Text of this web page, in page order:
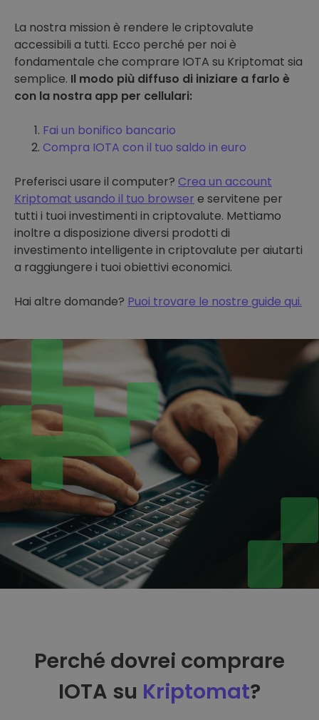
La nostra mission è rendere le criptovalute
accessibili a tutti. Ecco perché per noi è
fondamentale che comprare IOTA su Kriptomat sia
semplice. Il modo più diffuso di iniziare a farlo è
con la nostra app per cellulari:
Fai un bonifico bancario
Compra IOTA con il tuo saldo in euro
Preferisci usare il computer? Crea un account
Kriptomat usando il tuo browser e servitene per
tutti i tuoi investimenti in criptovalute. Mettiamo
inoltre a disposizione diversi prodotti di
investimento intelligente in criptovalute per aiutarti
a raggiungere i tuoi obiettivi economici.
Hai altre domande? Puoi trovare le nostre guide qui.
Perché dovrei comprare
IOTA su Kriptomat?